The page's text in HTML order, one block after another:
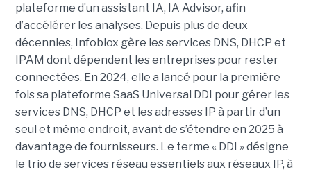
plateforme d’un assistant IA, IA Advisor, afin
d’accélérer les analyses. Depuis plus de deux
décennies, Infoblox gère les services DNS, DHCP et
IPAM dont dépendent les entreprises pour rester
connectées. En 2024, elle a lancé pour la première
fois sa plateforme SaaS Universal DDI pour gérer les
services DNS, DHCP et les adresses IP à partir d’un
seul et même endroit, avant de s’étendre en 2025 à
davantage de fournisseurs. Le terme « DDI » désigne
le trio de services réseau essentiels aux réseaux IP, à